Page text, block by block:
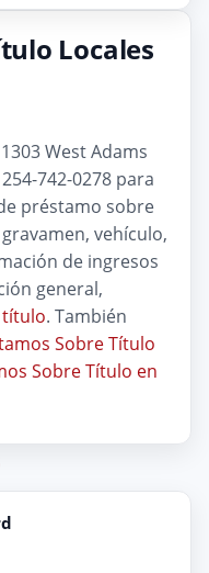
Locales
West Adams
742-0278 para
préstamo sobre
vehículo,
de ingresos
general,
. También
Sobre Título
Sobre Título en